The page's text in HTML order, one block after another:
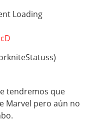
Loading
tendremos que
Marvel pero aún no